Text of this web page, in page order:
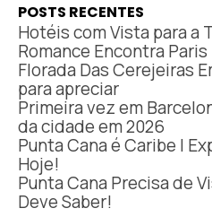
POSTS RECENTES
Hotéis com Vista para a
Romance Encontra Paris
Florada Das Cerejeiras
para apreciar
Primeira vez em
da cidade em 2026
Punta Cana é Caribe |
Hoje!
Punta Cana Precisa de
Deve Saber!